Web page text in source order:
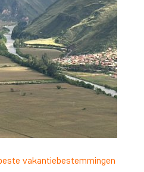
vakantiebestemmingen